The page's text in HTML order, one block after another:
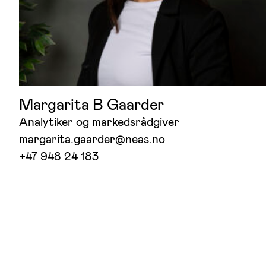
Margarita B Gaarder
Analytiker og markedsrådgiver
margarita.gaarder@neas.no
+47 948 24 183